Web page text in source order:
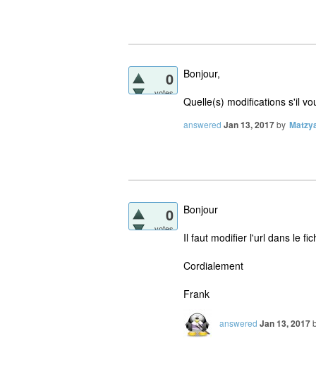
0
votes
Bonjour,
Quelle(s) modifications s'il
answered Jan 13, 2017by
0
votes
Bonjour
Il faut modifier l'url dans le
Cordialement
Frank
answered Jan 13, 2017